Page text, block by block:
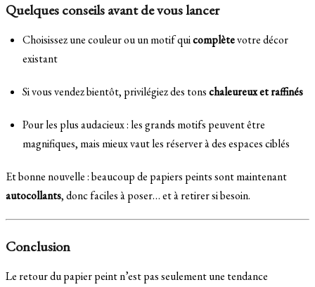
Quelques conseils avant de vous lancer
Choisissez une couleur ou un motif quicomplètevotre décor
existant
Si vous vendez bientôt, privilégiez des tonschaleureux et raffinés
Pour les plus audacieux : les grands motifs peuvent être
magnifiques, mais mieux vaut les réserver à des espaces ciblés
Et bonne nouvelle : beaucoup de papiers peints sont maintenant
autocollants, donc faciles à poser… et à retirer si besoin.
Conclusion
Le retour du papier peint n’est pas seulement une tendance